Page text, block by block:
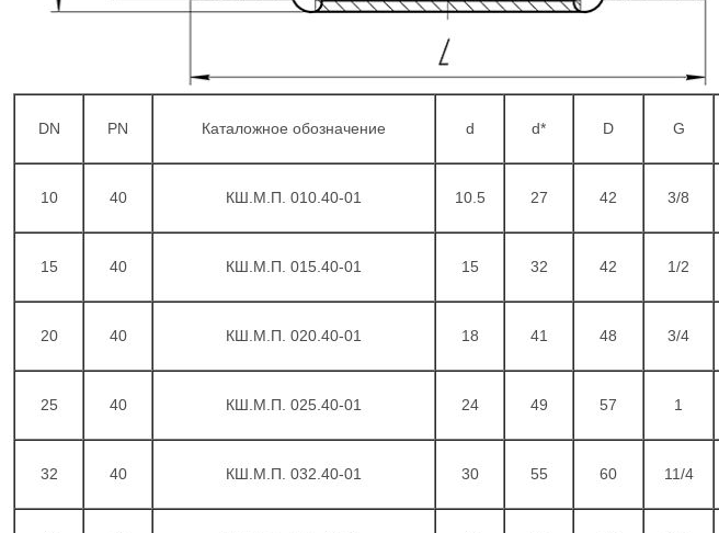
DN PN Каталожное обозначение d d* D G
10 40 КШ.М.П. 010.40-01 10.5 27 42 3/8
15 40 КШ.М.П. 015.40-01 15 32 42 1/2
20 40 КШ.М.П. 020.40-01 18 41 48 3/4
25 40 КШ.М.П. 025.40-01 24 49 57 1
32 40 КШ.М.П. 032.40-01 30 55 60 11/4